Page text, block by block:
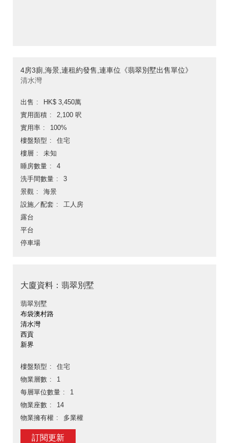
4房3廁,海景,連租約發售,連車位《翡翠別墅出售單位》
清水灣
出售
HK$ 3,450萬
實用面積
2,100 呎
實用率
100%
樓盤類型
住宅
樓層
未知
睡房數量
4
洗手間數量
3
景觀
海景
設施／配套
工人房
露台
平台
停車場
大廈資料：翡翠別墅
翡翠別墅
布袋澳村路
清水灣
西貢
新界
樓盤類型
住宅
物業層數
1
每層單位數量
1
物業座數
14
物業擁有權
多業權
訂閱更新